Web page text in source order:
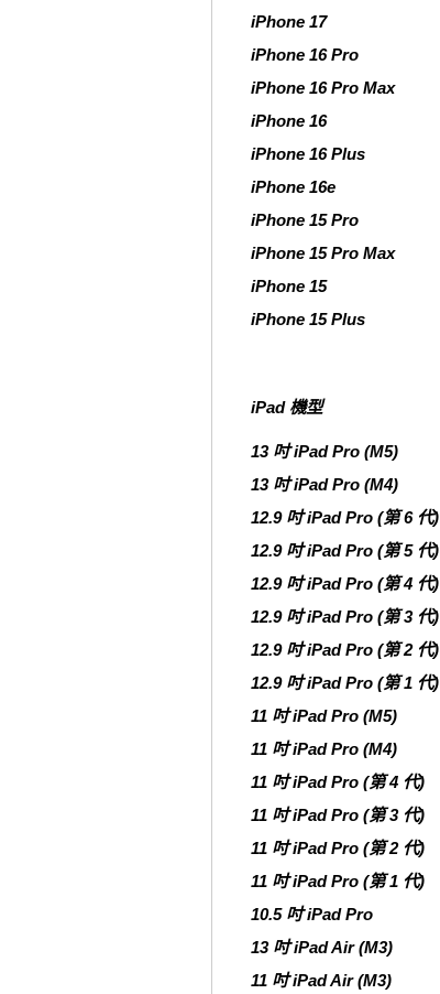
iPhone 17
iPhone 16 Pro
iPhone 16 Pro Max
iPhone 16
iPhone 16 Plus
iPhone 16e
iPhone 15 Pro
iPhone 15 Pro Max
iPhone 15
iPhone 15 Plus
iPad 機型
13 吋 iPad Pro (M5)
13 吋 iPad Pro (M4)
12.9 吋 iPad Pro (第 6 代)
12.9 吋 iPad Pro (第 5 代)
12.9 吋 iPad Pro (第 4 代)
12.9 吋 iPad Pro (第 3 代)
12.9 吋 iPad Pro (第 2 代)
12.9 吋 iPad Pro (第 1 代)
11 吋 iPad Pro (M5)
11 吋 iPad Pro (M4)
11 吋 iPad Pro (第 4 代)
11 吋 iPad Pro (第 3 代)
11 吋 iPad Pro (第 2 代)
11 吋 iPad Pro (第 1 代)
10.5 吋 iPad Pro
13 吋 iPad Air (M3)
11 吋 iPad Air (M3)